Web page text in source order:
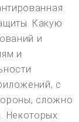
Какую
и
и
с
сложно
Некоторых